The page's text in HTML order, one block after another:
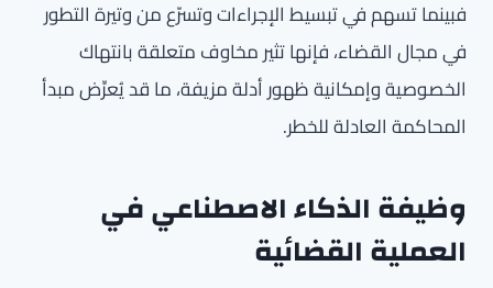
فبينما تسهم في تبسيط الإجراءات وتسرّع من وتيرة التطور
في مجال القضاء، فإنها تثير مخاوف متعلقة بانتهاك
الخصوصية وإمكانية ظهور أدلة مزيفة، ما قد يُعرِّض مبدأ
المحاكمة العادلة للخطر.
وظيفة الذكاء الاصطناعي في
العملية القضائية